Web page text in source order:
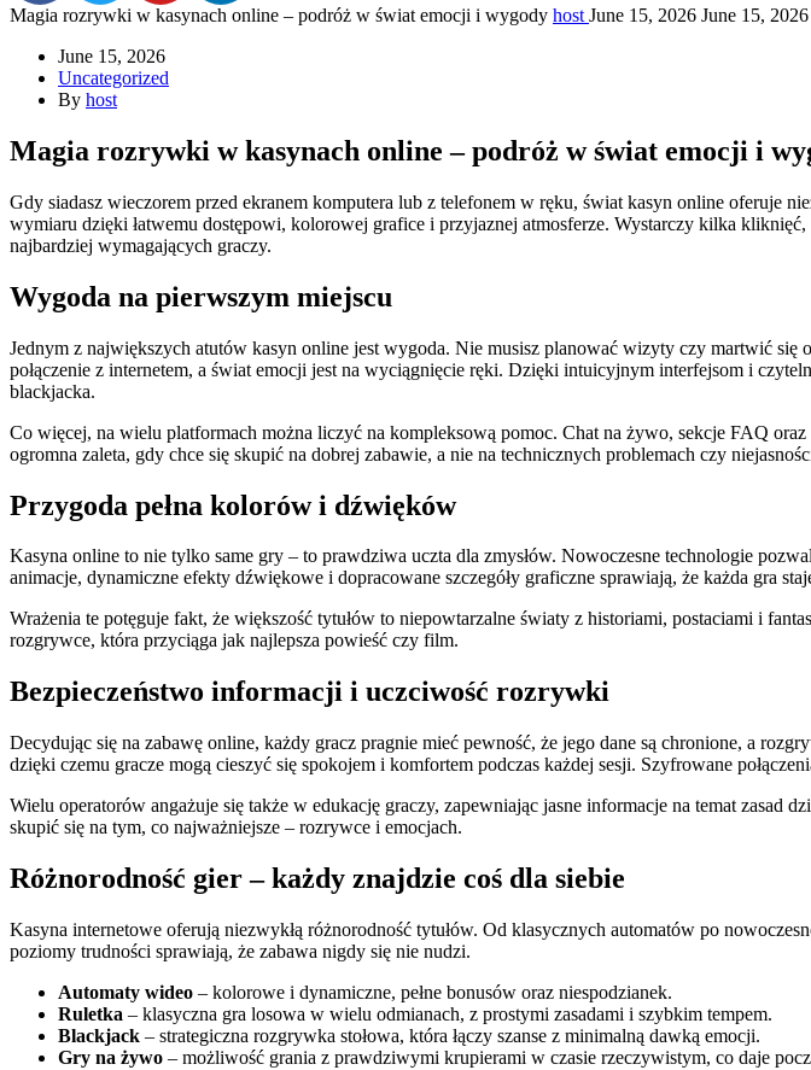
Magia rozrywki w kasynach online – podróż w świat emocji i wygody host June 15, 2026 June 15, 2026
June 15, 2026
Uncategorized
By host
Magia rozrywki w kasynach online – podróż w świat emocji i
Gdy siadasz wieczorem przed ekranem komputera lub z telefonem w ręku, świat kasyn online oferuje
wymiaru dzięki łatwemu dostępowi, kolorowej grafice i przyjaznej atmosferze. Wystarczy kilka kliknięć,
najbardziej wymagających graczy.
Wygoda na pierwszym miejscu
Jednym z największych atutów kasyn online jest wygoda. Nie musisz planować wizyty czy martwić się
połączenie z internetem, a świat emocji jest na wyciągnięcie ręki. Dzięki intuicyjnym interfejsom i
blackjacka.
Co więcej, na wielu platformach można liczyć na kompleksową pomoc. Chat na żywo, sekcje FAQ
ogromna zaleta, gdy chce się skupić na dobrej zabawie, a nie na technicznych problemach czy
Przygoda pełna kolorów i dźwięków
Kasyna online to nie tylko same gry – to prawdziwa uczta dla zmysłów. Nowoczesne technologie
animacje, dynamiczne efekty dźwiękowe i dopracowane szczegóły graficzne sprawiają, że każda gra
Wrażenia te potęguje fakt, że większość tytułów to niepowtarzalne światy z historiami, postaciami i
rozgrywce, która przyciąga jak najlepsza powieść czy film.
Bezpieczeństwo informacji i uczciwość rozrywki
Decydując się na zabawę online, każdy gracz pragnie mieć pewność, że jego dane są chronione, a
dzięki czemu gracze mogą cieszyć się spokojem i komfortem podczas każdej sesji. Szyfrowane
Wielu operatorów angażuje się także w edukację graczy, zapewniając jasne informacje na temat zasad
skupić się na tym, co najważniejsze – rozrywce i emocjach.
Różnorodność gier – każdy znajdzie coś dla siebie
Kasyna internetowe oferują niezwykłą różnorodność tytułów. Od klasycznych automatów po
poziomy trudności sprawiają, że zabawa nigdy się nie nudzi.
Automaty wideo – kolorowe i dynamiczne, pełne bonusów oraz niespodzianek.
Ruletka – klasyczna gra losowa w wielu odmianach, z prostymi zasadami i szybkim tempem.
Blackjack – strategiczna rozgrywka stołowa, która łączy szanse z minimalną dawką emocji.
Gry na żywo – możliwość grania z prawdziwymi krupierami w czasie rzeczywistym, co daje